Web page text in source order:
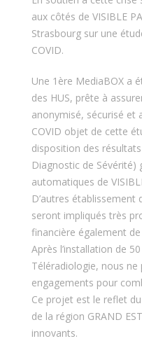
aux côtés de VISIBLE
Strasbourg sur une
COVID.
Une 1ère MediaBOX a
des HUS, prête à
anonymisé, sécurisé et
COVID objet de cette
disposition des
Diagnostic de Sévérité)
automatiques de
D’autres établissement
seront impliqués très
financière également de
Après l’installation de
Téléradiologie, nous
engagements pour
Ce projet est le reflet
de la région GRAND
innovants.